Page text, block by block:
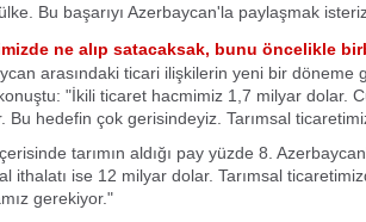
Bu başarıyı Azerbaycan'la paylaşmak
ne alıp satacaksak, bunu öncelikle
arasındaki ticari ilişkilerin yeni bir döneme
"İkili ticaret hacmimiz 1,7 milyar dolar.
Bu hedefin çok gerisindeyiz. Tarımsal
tarımın aldığı pay yüzde 8.
ithalatı ise 12 milyar dolar. Tarımsal
gerekiyor."